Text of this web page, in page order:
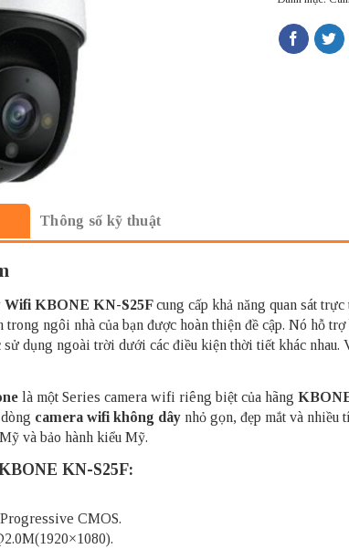
Thông số kỹ thuật
Wifi KBONE KN-S25Fcung cấp khả năng quan sát
trong ngôi nhà của bạn được hoàn thiện đề cập. Nó hỗ
sử dụng ngoài trời dưới các điều kiện thời tiết khác
là một Series camera wifi riêng biệt của hãng
camera wifi không dây nhỏ gọn, đẹp mắt và nhiều
và bảo hành kiểu Mỹ.
KN-S25F:
CMOS.